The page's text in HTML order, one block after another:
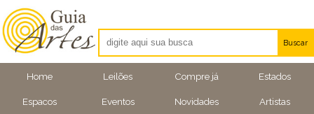
Home Leilões Compre já Estados
Espacos Eventos Novidades Artistas
Buscar
Artistas
Eventos